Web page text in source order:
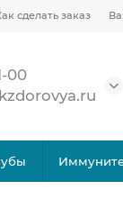
сделать заказ
00